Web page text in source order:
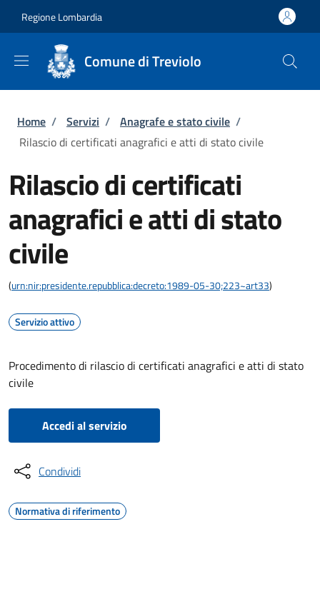
Regione Lombardia
Comune di Treviolo
Briciole di pane
Home / Servizi / Anagrafe e stato civile /
Rilascio di certificati anagrafici e atti di stato civile
Rilascio di certificati
anagrafici e atti di stato
civile
(urn:nir:presidente.repubblica:decreto:1989-05-30;223~art33)
Servizio attivo
Procedimento di rilascio di certificati anagrafici e atti di stato
civile
Accedi al servizio
Condividi
Normativa di riferimento